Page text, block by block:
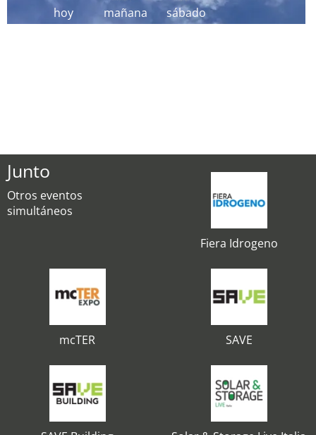
hoy mañana sábado
Junto
Otros eventos
simultáneos
Fiera Idrogeno
mcTER SAVE